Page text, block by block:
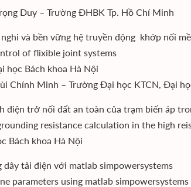
Duy – Trường ĐHBK Tp. Hồ Chí Minh
và bền vững hệ truyền động khớp nối
of flixible joint systems
học Bách khoa Hà Nội
Chính Minh – Trường Đại học KTCN, Đại
điện trở nối đất an toàn của trạm biến áp
resistance calculation in the high
Bách khoa Hà Nội
tải điện với matlab simpowersystems
parameters using matlab simpowersystems